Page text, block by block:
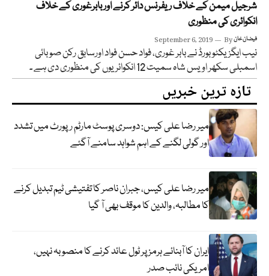
شرجیل میمن کے خلاف ریفرنس دائر کرنے اور بابرغوری کے خلاف
انکوائری کی منظوری
September 6, 2019 Byفیضان خان
نیب ایگزیکٹو بورڈ نے بابر غوری، فواد حسن فواد اورسابق رکن صوبائی
اسمبلی سکھر اویس شاہ سمیت 12 انکوائریوں کی منظوری دی ہے ۔
تازہ ترین خبریں
میر رضا علی کیس: دوسری پوسٹ مارٹم رپورٹ میں تشدد
اور گولی لگنے کے اہم شواہد سامنے آگئے
میر رضا علی کیس، جبران ناصر کا تفتیشی ٹیم تبدیل کرنے
کا مطالبہ، والدین کا موقف بھی آ گیا
ایران کا آبنائے ہرمز پر ٹول عائد کرنے کا منصوبہ نہیں،
امریکی نائب صدر